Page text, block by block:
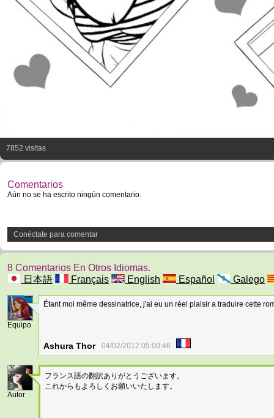
7852 visitas
Comentarios
Aún no se ha escrito ningún comentario.
Conéctate para comentar
8 Comentarios En Otros Idiomas.
日本語
Français English Español Galego
27
Equipo
Étant moi même dessinatrice, j'ai eu un réel plaisir a traduire cette
Ashura Thor 04/02/2012 05:00:46
3
Autor
フランス語の翻訳ありがとうございます。
これからもよろしくお願いいたします。